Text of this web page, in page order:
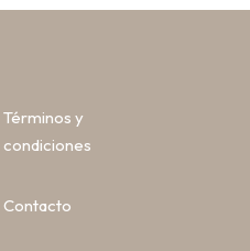
Términos y
condiciones
Contacto